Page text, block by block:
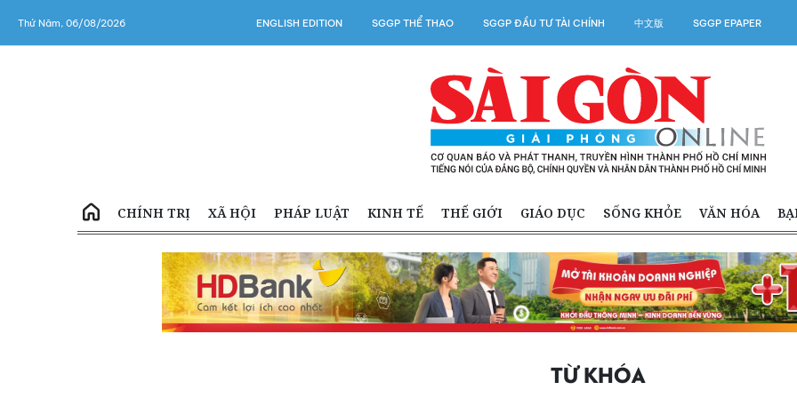
Thứ Năm, 06/08/2026 ENGLISH EDITION SGGP THỂ THAO SGGP ĐẦU TƯ TÀI CHÍNH 中文版 SGGP EPAPER
CHÍNH TRỊ XÃ HỘI PHÁP LUẬT KINH TẾ THẾ GIỚI GIÁO DỤC SỐNG KHỎE VĂN HÓA
TỪ KHÓA